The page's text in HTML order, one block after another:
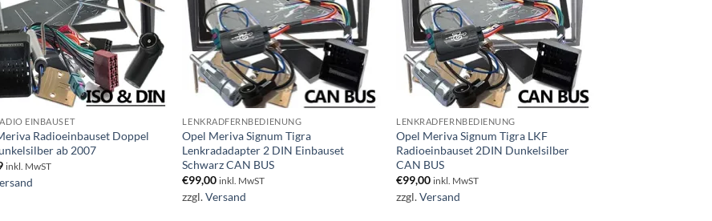
EINBAUSET
Radioeinbauset Doppel
ab 2007
inkl. MwST
LENKRADFERNBEDIENUNG
Opel Meriva Signum Tigra
Lenkradadapter 2 DIN Einbauset
Schwarz CAN BUS
€99,00 inkl. MwST
zzgl.Versand
LENKRADFERNBEDIENUNG
Opel Meriva Signum Tigra LKF
Radioeinbauset 2DIN Dunkelsilber
CAN BUS
€99,00 inkl. MwST
zzgl.Versand